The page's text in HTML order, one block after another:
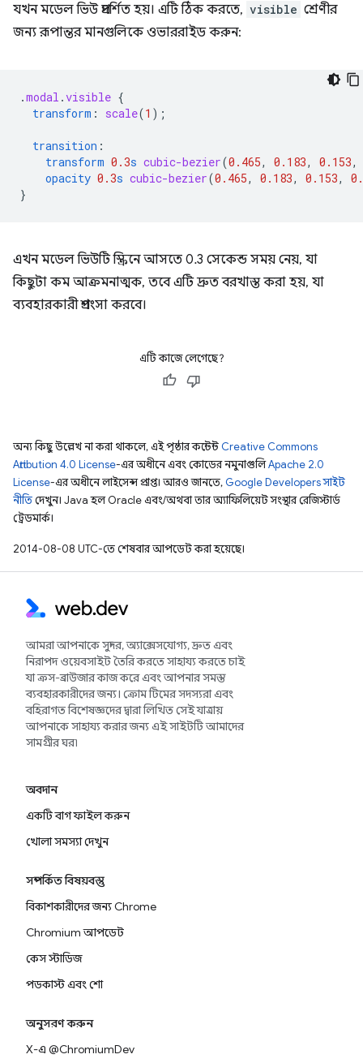
যখন মডেল ভিউ প্রদর্শিত হয়। এটি ঠিক করতে, visible শ্রেণীর
জন্য রূপান্তর মানগুলিকে ওভাররাইড করুন:
.modal .visible {
transform : scale(1 );
transition :
transform 0.3s cubic-bezier(0.465, 0.183, 0.153,
opacity 0.3s cubic-bezier(0.465, 0.183, 0.153,
}
এখন মডেল ভিউটি স্ক্রিনে আসতে 0.3 সেকেন্ড সময় নেয়, যা
কিছুটা কম আক্রমনাত্মক, তবে এটি দ্রুত বরখাস্ত করা হয়, যা
ব্যবহারকারী প্রশংসা করবে।
এটি কাজে লেগেছে?
অন্য কিছু উল্লেখ না করা থাকলে, এই পৃষ্ঠার কন্টেন্ট Creative Commons
Attribution 4.0 License-এর অধীনে এবং কোডের নমুনাগুলিApache 2.0
License-এর অধীনে লাইসেন্স প্রাপ্ত। আরও জানতে, Google Developers সাইট
নীতিদেখুন। Java হল Oracle এবং/অথবা তার অ্যাফিলিয়েট সংস্থার রেজিস্টার্ড
ট্রেডমার্ক।
2014-08-08 UTC-তে শেষবার আপডেট করা হয়েছে।
আমরা আপনাকে সুন্দর, অ্যাক্সেসযোগ্য, দ্রুত এবং
নিরাপদ ওয়েবসাইট তৈরি করতে সাহায্য করতে চাই
যা ক্রস-ব্রাউজার কাজ করে এবং আপনার সমস্ত
ব্যবহারকারীদের জন্য। ক্রোম টিমের সদস্যরা এবং
বহিরাগত বিশেষজ্ঞদের দ্বারা লিখিত সেই যাত্রায়
আপনাকে সাহায্য করার জন্য এই সাইটটি আমাদের
সামগ্রীর ঘর৷
অবদান
একটি বাগ ফাইল করুন
খোলা সমস্যা দেখুন
সম্পর্কিত বিষয়বস্তু
বিকাশকারীদের জন্য Chrome
Chromium আপডেট
কেস স্টাডিজ
পডকাস্ট এবং শো
অনুসরণ করুন
X-এ @ChromiumDev